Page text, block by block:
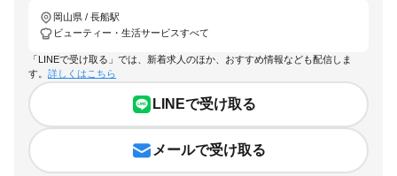
岡山県 / 長船駅
ビューティー・生活サービスすべて
「LINEで受け取る」では、新着求人のほか、おすすめ情報なども配信しま
す。 詳しくはこちら
LINEで受け取る
メールで受け取る